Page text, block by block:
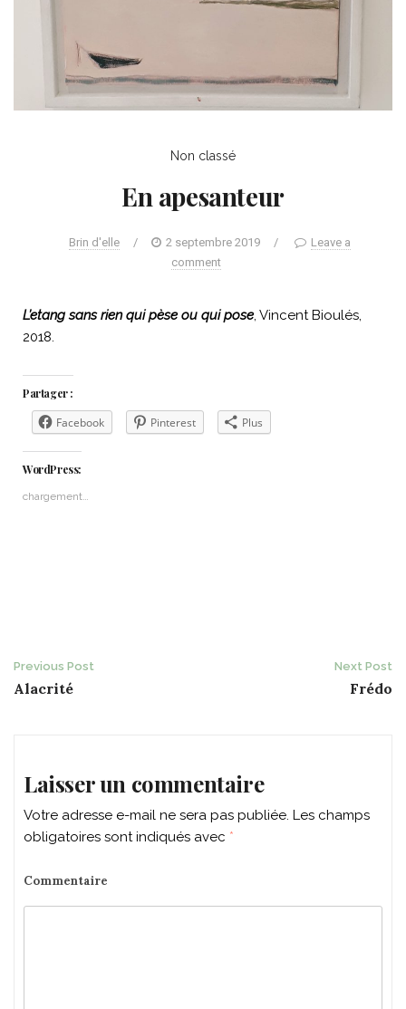
Non classé
En apesanteur
Brin d'elle / 2 septembre 2019 /
Leave a
comment
L’etang sans rien qui pèse ou qui pose, Vincent Bioulés,
2018.
Partager :
Facebook Pinterest Plus
WordPress:
chargement…
Post
Previous Post
Alacrité
Next Post
Frédo
Laisser un commentaire
Votre adresse e-mail ne sera pas publiée. Les champs
obligatoires sont indiqués avec *
Commentaire